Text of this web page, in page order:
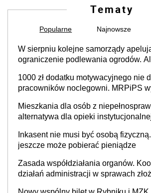
Tematy
Popularne Najnowsze
W sierpniu kolejne samorządy
ograniczenie podlewania ogrodów.
cały kraj
1000 zł dodatku motywacyjnego nie
pracowników noclegowni. MRPiPS
Mieszkania dla osób z
alternatywa dla opieki
Inkasent nie musi być osobą
jeszcze może pobierać pieniądze
Zasada współdziałania organów.
działań administracji w sprawach